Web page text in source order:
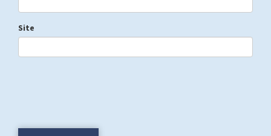
Site